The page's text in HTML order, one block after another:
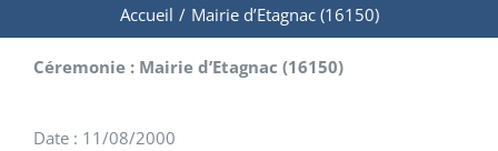
Accueil / Mairie d’Etagnac (16150)
Céremonie : Mairie d’Etagnac (16150)
Date : 11/08/2000